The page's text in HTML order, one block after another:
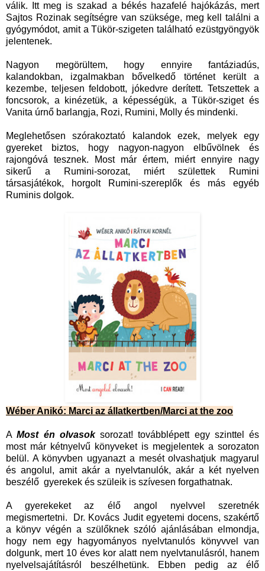
válik. Itt meg is szakad a békés hazafelé hajókázás, mert
Sajtos Rozinak segítségre van szüksége, meg kell találni a
gyógymódot, amit a Tükör-szigeten található ezüstgyöngyök
jelentenek.
Nagyon megörültem, hogy ennyire fantáziadús,
kalandokban, izgalmakban bővelkedő történet került a
kezembe, teljesen feldobott, jókedvre derített. Tetszettek a
foncsorok, a kinézetük, a képességük, a Tükör-sziget és
Vanita úrnő barlangja, Rozi, Rumini, Molly és mindenki.
Meglehetősen szórakoztató kalandok ezek, melyek egy
gyereket biztos, hogy nagyon-nagyon elbűvölnek és
rajongóvá tesznek. Most már értem, miért ennyire nagy
sikerű a Rumini-sorozat, miért születtek Rumini
társasjátékok, horgolt Rumini-szereplők és más egyéb
Ruminis dolgok.
Wéber Anikó: Marci az állatkertben/Marci at the zoo
AMost én olvasoksorozat! továbblépett egy szinttel és
most már kétnyelvű könyveket is megjelentek a sorozaton
belül. A könyvben ugyanazt a mesét olvashatjuk magyarul
és angolul, amit akár a nyelvtanulók, akár a két nyelven
beszélő gyerekek és szüleik is szívesen forgathatnak.
A gyerekeket az élő angol nyelvvel szeretnék
megismertetni. Dr. Kovács Judit egyetemi docens, szakértő
a könyv végén a szülőknek szóló ajánlásában elmondja,
hogy nem egy hagyományos nyelvtanulós könyvvel van
dolgunk, mert 10 éves kor alatt nem nyelvtanulásról, hanem
nyelvelsajátításról beszélhetünk. Ebben pedig az élő